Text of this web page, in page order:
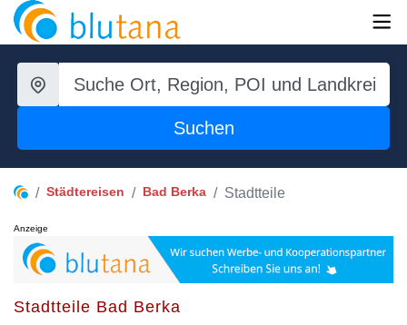
Suchen
Städtereisen Bad Berka Stadtteile
Anzeige
Stadtteile Bad Berka